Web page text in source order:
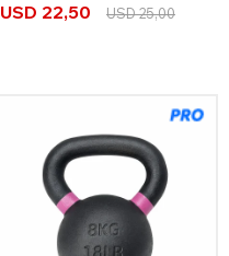
USD 22,50 USD25,00